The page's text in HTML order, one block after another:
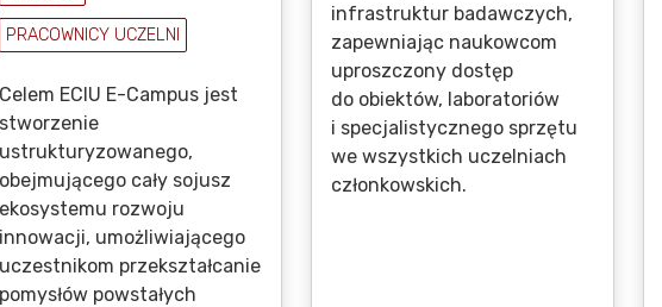
PRACOWNICY UCZELNI
Celem ECIU E-Campus jest
stworzenie
ustrukturyzowanego,
obejmującego cały sojusz
ekosystemu rozwoju
innowacji, umożliwiającego
uczestnikom przekształcanie
pomysłów powstałych
infrastruktur badawczych,
zapewniając naukowcom
uproszczony dostęp
do obiektów, laboratoriów
i specjalistycznego sprzętu
we wszystkich uczelniach
członkowskich.